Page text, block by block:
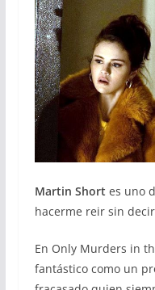
Martin Short es uno
hacerme reir sin
En Only Murders in
fantástico como un